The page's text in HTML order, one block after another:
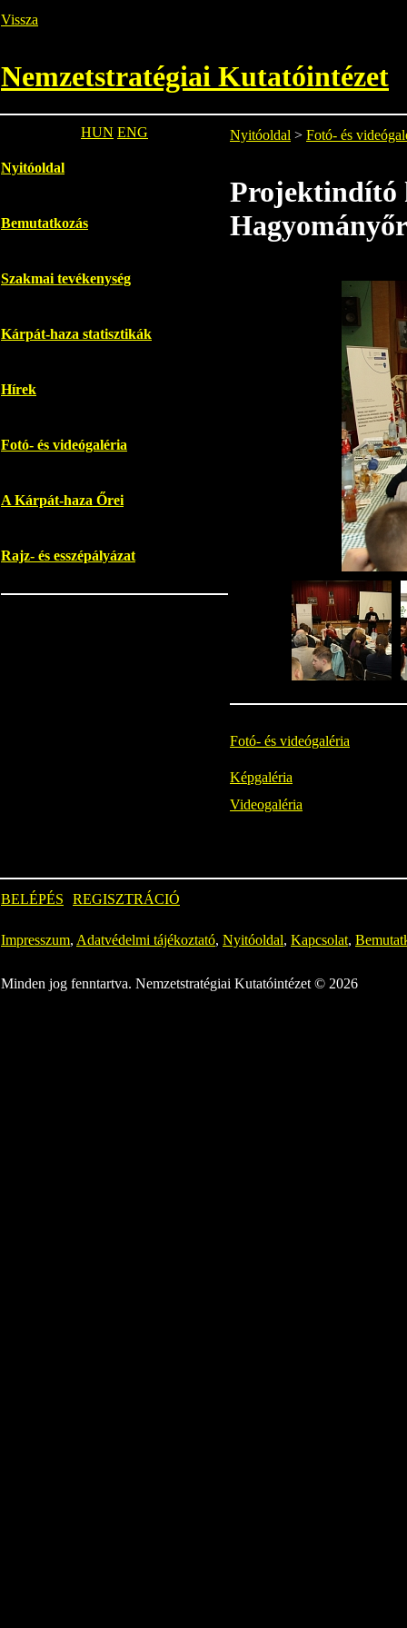
Vissza
Nemzetstratégiai Kutatóintézet
HUN ENG
Nyitóoldal
Bemutatkozás
Szakmai tevékenység
Kárpát-haza statisztikák
Hírek
Fotó- és videógaléria
A Kárpát-haza Őrei
Rajz- és esszépályázat
Nyitóoldal > Fotó- és
Projektindító
Fotó- és videógaléria
Képgaléria
Videogaléria
BELÉPÉS REGISZTRÁCIÓ
Impresszum, Adatvédelmi tájékoztató, Nyitóoldal, Kapcsolat,
Minden jog fenntartva. Nemzetstratégiai Kutatóintézet © 2026